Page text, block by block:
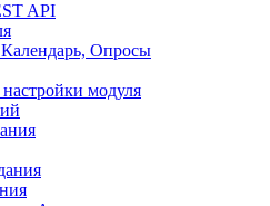
API
Опросы
модуля